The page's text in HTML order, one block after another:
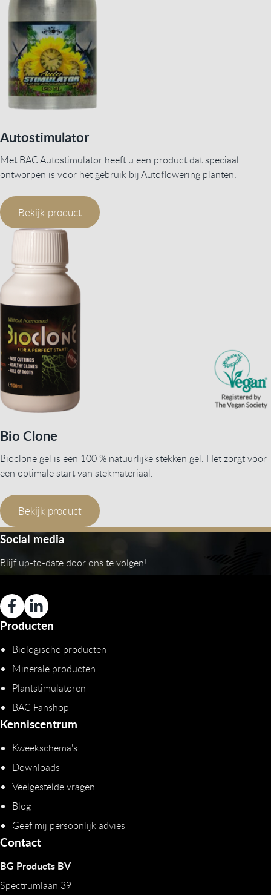
Autostimulator
Met BAC Autostimulator heeft u een product dat speciaal
ontworpen is voor het gebruik bij Autoflowering planten.
Bekijk product
Bio Clone
Bioclone gel is een 100 % natuurlijke stekken gel. Het zorgt voor
een optimale start van stekmateriaal.
Bekijk product
Social media
Blijf up-to-date door ons te volgen!
Producten
Biologische producten
Minerale producten
Plantstimulatoren
BAC Fanshop
Kenniscentrum
Kweekschema's
Downloads
Veelgestelde vragen
Blog
Geef mij persoonlijk advies
Contact
BG Products BV
Spectrumlaan 39